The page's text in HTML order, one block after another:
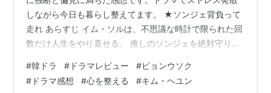
しながら今日も暮らし整えてます。 ★ソンジェ背負って
走れ あらすじ イム・ソルは、不思議な時計で限られた回
数だけ人生をやり直せる。 推しのソンジェを絶対守りた
らないけれど、その切なさが胸をぎゅっと締め付ける物
語。 ソンジェ背負って走れは当時ものすごく話題になっ
#韓ドラ # ドラマレビュー #ビョンウソク
# ドラマ感想 #心を整える #キム・ヘユン